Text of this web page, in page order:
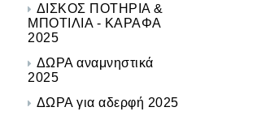
ΔΙΣΚΟΣ ΠΟΤΗΡΙΑ &
ΜΠΟΤΙΛΙΑ - ΚΑΡΑΦΑ
2025
ΔΩΡΑ αναμνηστικά
2025
ΔΩΡΑ για αδερφή 2025